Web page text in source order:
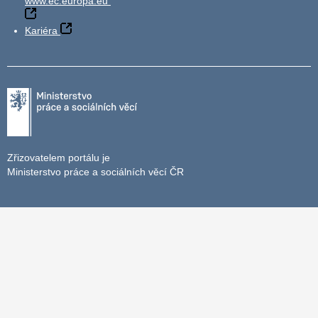
Kariéra
Zřizovatelem portálu je
Ministerstvo práce a sociálních věcí ČR